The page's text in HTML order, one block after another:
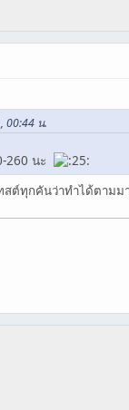
00:44 น.
260 นะ
ต์ทุกคันว่าทำได้ตามม